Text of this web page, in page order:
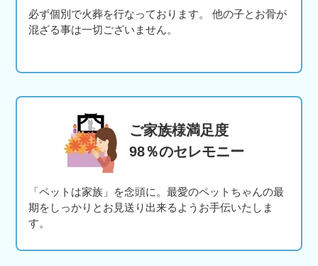
必ず個別で火葬を行なっております。 他の子とお骨が
混ざる事は一切ございません。
ご家族様満足度
98％のセレモニー
「ペットは家族」を念頭に。最愛のペットちゃんの最
期をしっかりとお見送り出来るようお手伝いたしま
す。